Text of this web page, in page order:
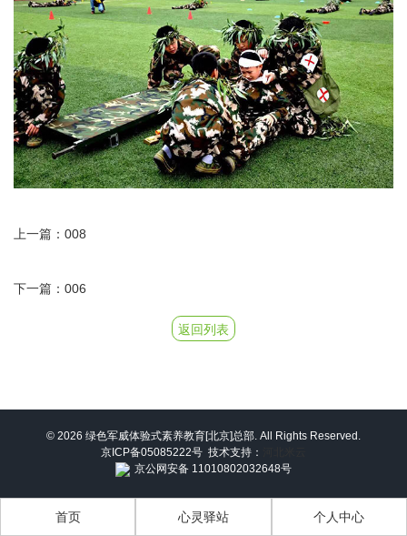
上一篇：008
下一篇：006
返回列表
© 2026 绿色军威体验式素养教育[北京]总部. All Rights Reserved.
京ICP备05085222号 技术支持：
京公网安备 11010802032648号
首页 心灵驿站 个人中心